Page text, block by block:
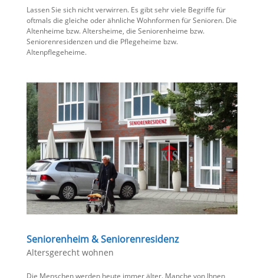
Lassen Sie sich nicht verwirren. Es gibt sehr viele Begriffe für
oftmals die gleiche oder ähnliche Wohnformen für Senioren. Die
Altenheime bzw. Altersheime, die Seniorenheime bzw.
Seniorenresidenzen und die Pflegeheime bzw.
Altenpflegeheime.
Seniorenheim & Seniorenresidenz
Altersgerecht wohnen